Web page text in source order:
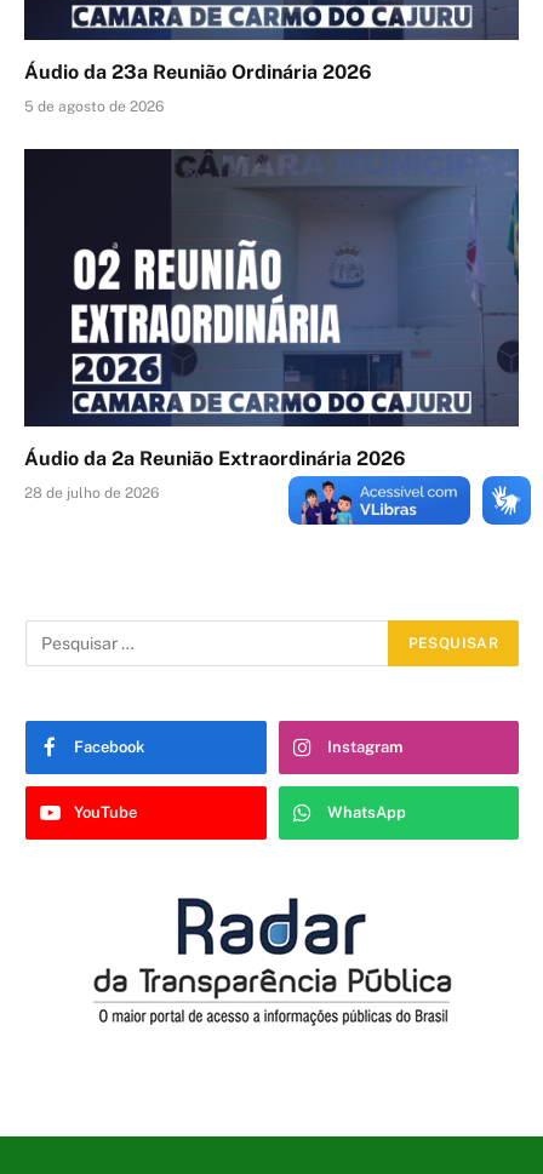
Áudio da 23a Reunião Ordinária 2026
5 de agosto de 2026
Áudio da 2a Reunião Extraordinária 2026
28 de julho de 2026
Facebook Instagram
YouTube WhatsApp